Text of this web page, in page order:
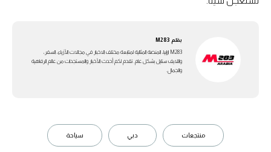
بقلم M283
M283 ارابيا، المنصة المثالية لمتابعة مختلف الاخبار في مجالات الأزياء، السفر،
واللايف ستايل بشكل عام. تقدم لكم أحدث الأخبار والمستجدات من عالم الرفاهية
والجمال.
منتجعات دبي سياحة